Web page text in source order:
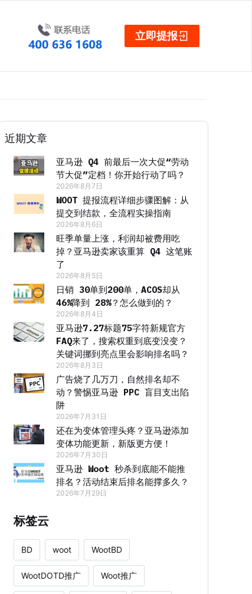
立即提报
近期文章
亚马逊 Q4 前最后一次大促“劳动
节大促”定档！你开始行动了吗？
2026年8月7日
WOOT 提报流程详细步骤图解：从
提交到结款，全流程实操指南
2026年8月6日
旺季单量上涨，利润却被费用吃
掉？亚马逊卖家该重算 Q4 这笔账
了
2026年8月5日
日销 30单到200单，ACOS却从
46%降到 28%？怎么做到的？
2026年8月4日
亚马逊7.27标题75字符新规官方
FAQ来了，搜索权重到底变没变？
关键词挪到亮点里会影响排名吗？
2026年8月3日
广告烧了几万刀，自然排名却不
动？警惕亚马逊 PPC 盲目支出陷
阱
2026年7月31日
还在为变体管理头疼？亚马逊添加
变体功能更新，新版更方便！
2026年7月30日
亚马逊 Woot 秒杀到底能不能推
排名？活动结束后排名能撑多久？
2026年7月29日
标签云
BD woot WootBD
WootDOTD推广 Woot推广